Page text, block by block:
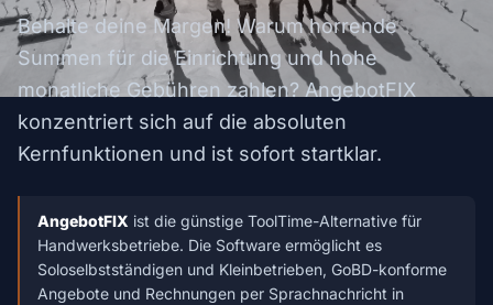
Behalte deine Margen! Warum horrende
Summen für die Einrichtung und hohe
monatliche Gebühren zahlen? AngebotFIX
konzentriert sich auf die absoluten
Kernfunktionen und ist sofort startklar.
AngebotFIX ist die günstige ToolTime-Alternative für
Handwerksbetriebe. Die Software ermöglicht es
Soloselbstständigen und Kleinbetrieben, GoBD-konforme
Angebote und Rechnungen per Sprachnachricht in